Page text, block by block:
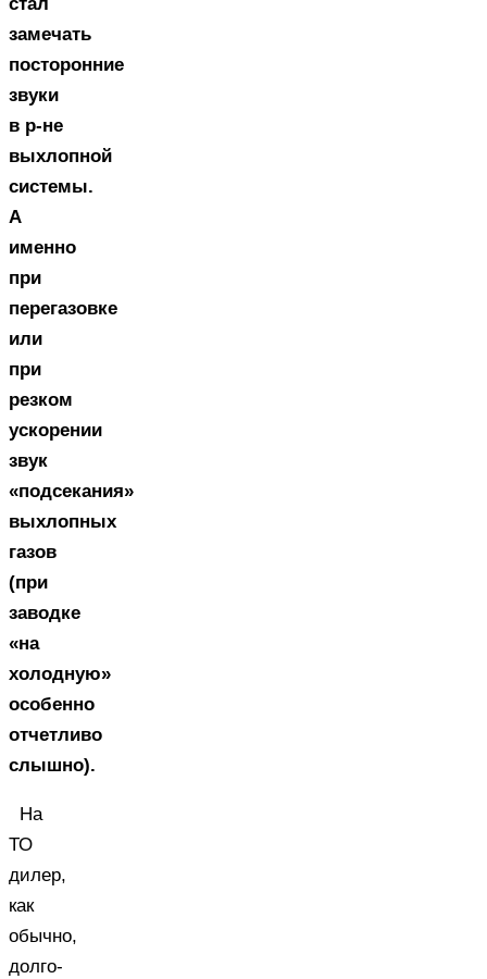
замечать
посторонние
звуки
в р-не
выхлопной
системы.
А
именно
при
перегазовке
или
при
резком
ускорении
звук
«подсекания»
выхлопных
газов
(при
заводке
«на
холодную»
особенно
отчетливо
слышно).
На
ТО
дилер,
как
обычно,
долго-